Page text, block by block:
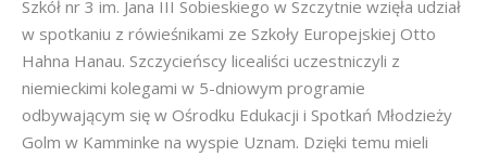
Szkół nr 3 im. Jana III Sobieskiego w Szczytnie wzięła udział
w spotkaniu z rówieśnikami ze Szkoły Europejskiej Otto
Hahna Hanau. Szczycieńscy licealiści uczestniczyli z
niemieckimi kolegami w 5-dniowym programie
odbywającym się w Ośrodku Edukacji i Spotkań Młodzieży
Golm w Kamminke na wyspie Uznam. Dzięki temu mieli